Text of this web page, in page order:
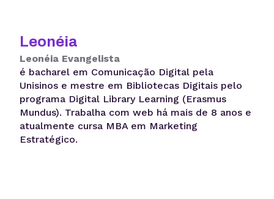
Leonéia
Leonéia Evangelista
é bacharel em Comunicação Digital pela
Unisinos e mestre em Bibliotecas Digitais pelo
programa Digital Library Learning (Erasmus
Mundus). Trabalha com web há mais de 8 anos e
atualmente cursa MBA em Marketing
Estratégico.